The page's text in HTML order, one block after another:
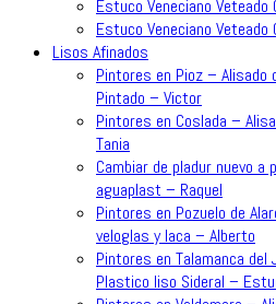
Estuco Veneciano Veteado
Estuco Veneciano Veteado
Lisos Afinados
Pintores en Pioz – Alisado
Pintado – Victor
Pintores en Coslada –
Tania
Cambiar de pladur nuevo
aguaplast – Raquel
Pintores en Pozuelo de
veloglas y laca – Alberto
Pintores en Talamanca
Plastico liso Sideral –